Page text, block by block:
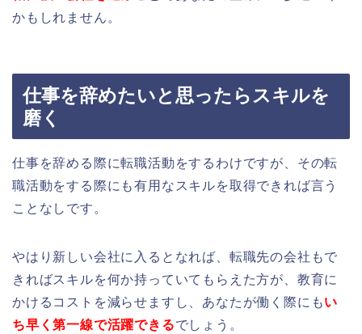
かもしれません。
仕事を辞めたいと思ったらスキルを
磨く
仕事を辞める際に転職活動をするわけですが、その転
職活動をする際にも有用なスキルを取得できれば言う
ことなしです。
やはり新しい会社に入るとなれば、転職先の会社もで
きればスキルを何か持っていてもらえた方が、教育に
かけるコストを減らせますし、あなたが働く際にもい
ち早く第一線で活躍できるでしょう。